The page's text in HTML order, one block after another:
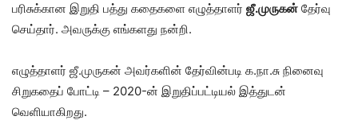
பரிசுக்கான இறுதி பத்து கதைகளை எழுத்தாளர் ஜீ.முருகன் தேர்வு
செய்தார். அவருக்கு எங்களது நன்றி.
எழுத்தாளர் ஜீ.முருகன் அவர்களின் தேர்வின்படி க.நா.சு நினைவு
சிறுகதைப் போட்டி – 2020-ன் இறுதிப்பட்டியல் இத்துடன்
வெளியாகிறது.